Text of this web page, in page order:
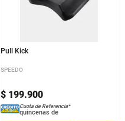
Pull Kick
SPEEDO
$ 199.900
Cuota de Referencia*
quincenas de